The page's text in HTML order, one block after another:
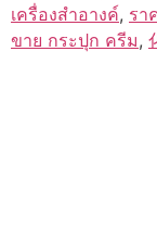
เครื่องสำอางค์, รา
ขาย กระปุก ครีม,